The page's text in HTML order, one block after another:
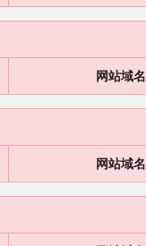
网站域名
网站域名